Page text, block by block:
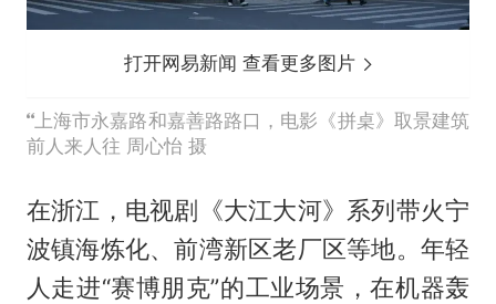
打开网易新闻 查看更多图片
上海市永嘉路和嘉善路路口，电影《拼桌》取景建筑
前人来人往 周心怡 摄
在浙江，电视剧《大江大河》系列带火宁
波镇海炼化、前湾新区老厂区等地。年轻
人走进“赛博朋克”的工业场景，在机器轰